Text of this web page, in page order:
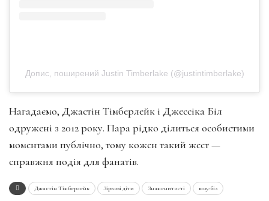
Допис, поширений Justin Timberlake (@justintimberlake)
Нагадаємо, Джастін Тімберлейк і Джессіка Біл
одружені з 2012 року. Пара рідко ділиться особистими
моментами публічно, тому кожен такий жест —
справжня подія для фанатів.
Джастін Тімберлейк Зіркові діти Знаменитості шоу-біз